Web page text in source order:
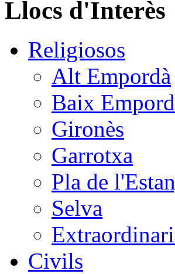
Llocs d'Interès
Religiosos
Alt Empordà
Baix
Gironès
Garrotxa
Pla de
Selva
Civils